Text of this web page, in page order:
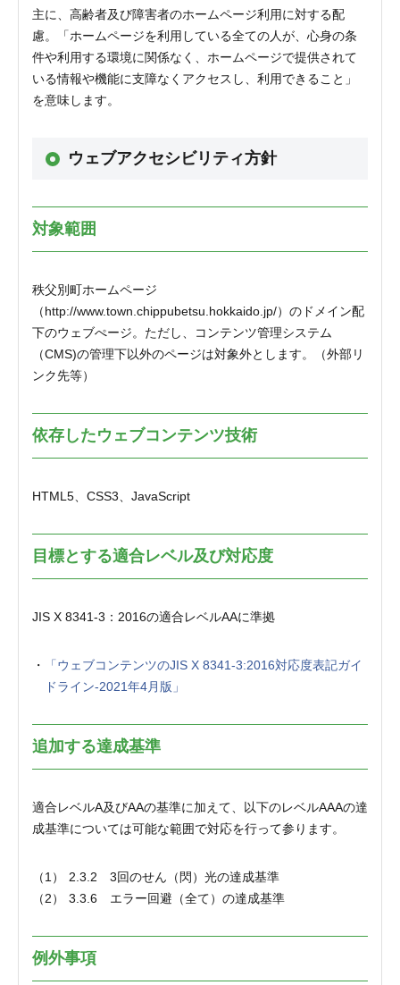
主に、高齢者及び障害者のホームページ利用に対する配
慮。「ホームページを利用している全ての人が、心身の条
件や利用する環境に関係なく、ホームページで提供されて
いる情報や機能に支障なくアクセスし、利用できること」
を意味します。
ウェブアクセシビリティ方針
対象範囲
秩父別町ホームページ
（http://www.town.chippubetsu.hokkaido.jp/）のドメイン配
下のウェブぺージ。ただし、コンテンツ管理システム
（CMS)の管理下以外のページは対象外とします。（外部リ
ンク先等）
依存したウェブコンテンツ技術
HTML5、CSS3、JavaScript
目標とする適合レベル及び対応度
JIS X 8341-3：2016の適合レベルAAに準拠
「ウェブコンテンツのJIS X 8341-3:2016対応度表記ガイ
ドライン-2021年4月版」
追加する達成基準
適合レベルA及びAAの基準に加えて、以下のレベルAAAの達
成基準については可能な範囲で対応を行って参ります。
2.3.2 3回のせん（閃）光の達成基準
3.3.6 エラー回避（全て）の達成基準
例外事項